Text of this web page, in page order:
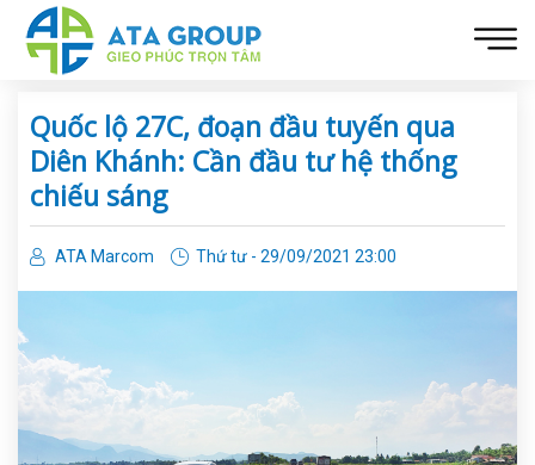
Quốc lộ 27C, đoạn đầu tuyến qua
Diên Khánh: Cần đầu tư hệ thống
chiếu sáng
ATA Marcom Thứ tư - 29/09/2021 23:00